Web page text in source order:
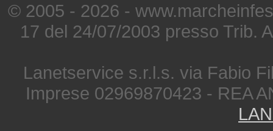
© 2005 - 2026 -
17 del 24/07/2003 presso Trib.
Lanetservice s.r.l.s. via Fabio
Imprese 02969870423 - REA